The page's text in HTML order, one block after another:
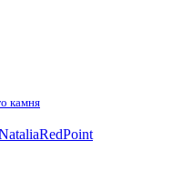
камня